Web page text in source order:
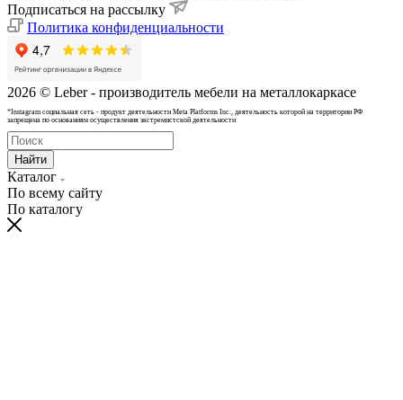
Подписаться на рассылку
Политика конфиденциальности
2026 © Leber - производитель мебели на металлокаркасе
*Instagram cоциальная сеть - продукт деятельности Meta Platforms Inc., деятельность которой на территории РФ
запрещена по основаниям осуществления экстремистской деятельности
Найти
Каталог
По всему сайту
По каталогу